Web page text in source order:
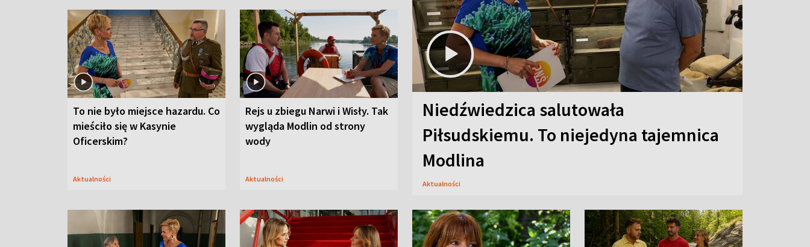
To nie było miejsce hazardu. Co
mieściło się w Kasynie
Oficerskim?
Aktualności
Rejs u zbiegu Narwi i Wisły. Tak
wygląda Modlin od strony
wody
Aktualności
Niedźwiedzica salutowała
Piłsudskiemu. To niejedyna tajemnica
Modlina
Aktualności